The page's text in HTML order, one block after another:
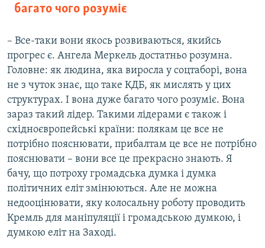
багато чого розуміє
– Все-таки вони якось розвиваються, якийсь
прогрес є. Ангела Меркель достатньо розумна.
Головне: як людина, яка виросла у соцтаборі, вона
не з чуток знає, що таке КДБ, як мислять у цих
структурах. І вона дуже багато чого розуміє. Вона
зараз такий лідер. Такими лідерами є також і
східноєвропейські країни: полякам це все не
потрібно пояснювати, прибалтам це все не потрібно
пояснювати – вони все це прекрасно знають. Я
бачу, що потроху громадська думка і думка
політичних еліт змінюються. Але не можна
недооцінювати, яку колосальну роботу проводить
Кремль для маніпуляції і громадською думкою, і
думкою еліт на Заході.